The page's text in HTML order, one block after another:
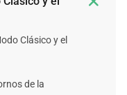
Clásico y el
de la